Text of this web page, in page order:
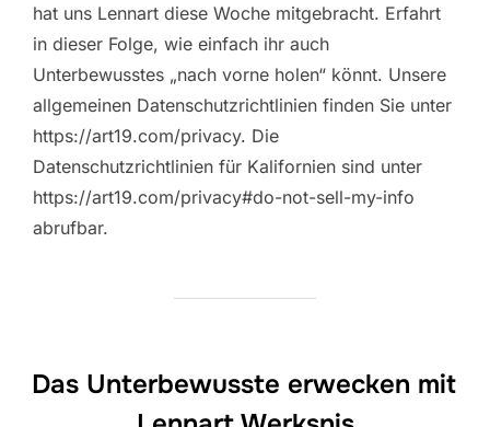
hat uns Lennart diese Woche mitgebracht. Erfahrt
in dieser Folge, wie einfach ihr auch
Unterbewusstes „nach vorne holen“ könnt. Unsere
allgemeinen Datenschutzrichtlinien finden Sie unter
https://art19.com/privacy. Die
Datenschutzrichtlinien für Kalifornien sind unter
https://art19.com/privacy#do-not-sell-my-info
abrufbar.
Das Unterbewusste erwecken mit